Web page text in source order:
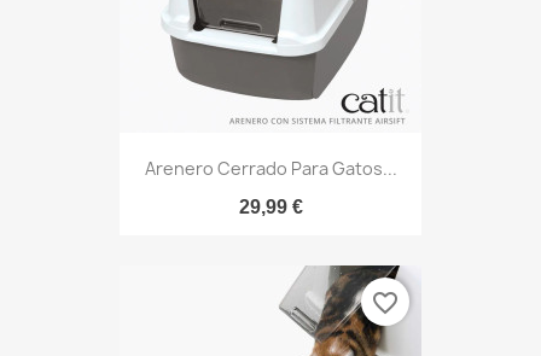
Arenero Cerrado Para Gatos...
29,99 €
favorite_border